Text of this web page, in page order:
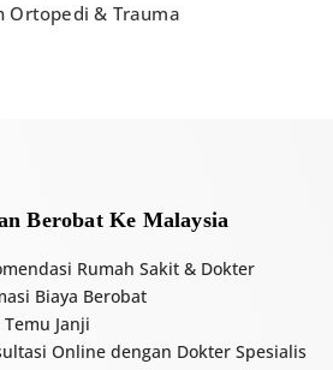
Ortopedi & Trauma
Berobat Ke Malaysia
Rumah Sakit & Dokter
Biaya Berobat
Janji
Online dengan Dokter Spesialis